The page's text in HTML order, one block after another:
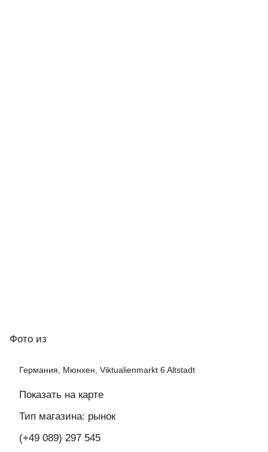
Фото из
Германия, Мюнхен, Viktualienmarkt 6 Altstadt
Показать на карте
Тип магазина: рынок
(+49 089) 297 545